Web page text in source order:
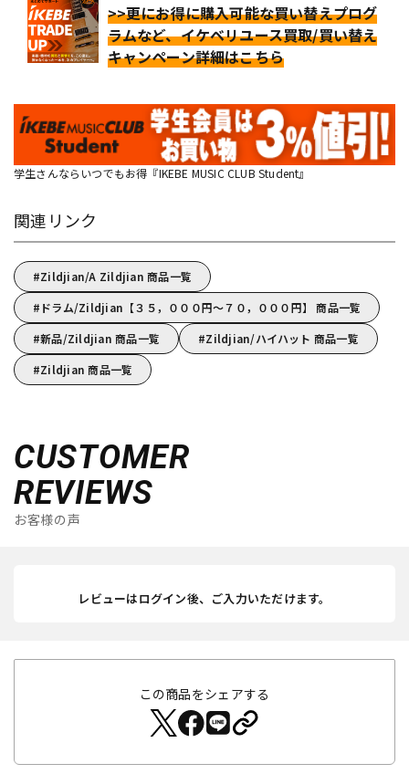
>>更にお得に購入可能な買い替えプログ
ラムなど、イケベリユース買取/買い替え
キャンペーン詳細はこちら
学生さんならいつでもお得『IKEBE MUSIC CLUB Student』
関連リンク
Zildjian/A Zildjian 商品一覧
ドラム/Zildjian【３５，０００円～７０，０００円】 商品一覧
新品/Zildjian 商品一覧
Zildjian/ハイハット 商品一覧
Zildjian 商品一覧
CUSTOMER
REVIEWS
お客様の声
レビューはログイン後、ご入力いただけます。
この商品をシェアする